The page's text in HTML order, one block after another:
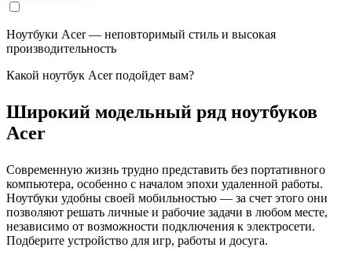
Ноутбуки Acer — неповторимый стиль и высокая
производительность
Какой ноутбук Acer подойдет вам?
Широкий модельный ряд ноутбуков
Acer
Современную жизнь трудно представить без портативного
компьютера, особенно с началом эпохи удаленной работы.
Ноутбуки удобны своей мобильностью — за счет этого они
позволяют решать личные и рабочие задачи в любом месте,
независимо от возможности подключения к электросети.
Подберите устройство для игр, работы и досуга.